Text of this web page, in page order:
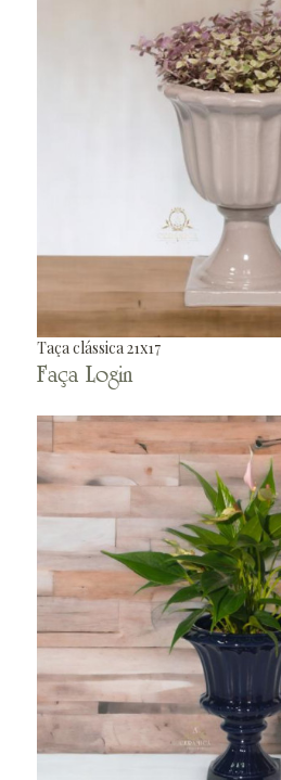
Taça clássica 21x17
Faça Login